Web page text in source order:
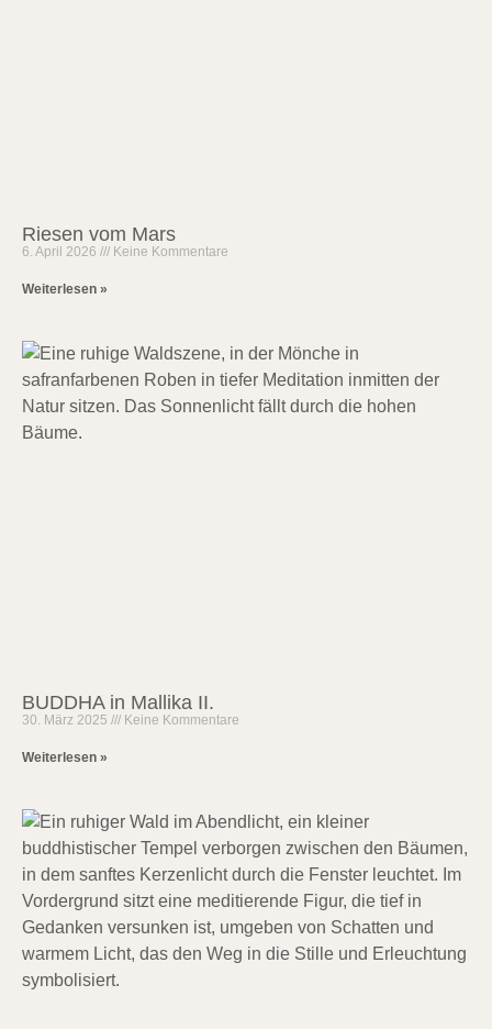
Riesen vom Mars
6. April 2026 Keine Kommentare
Weiterlesen »
BUDDHA in Mallika II.
30. März 2025 Keine Kommentare
Weiterlesen »